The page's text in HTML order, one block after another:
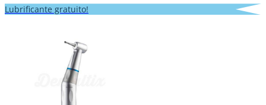
Lubrificante gratuito!